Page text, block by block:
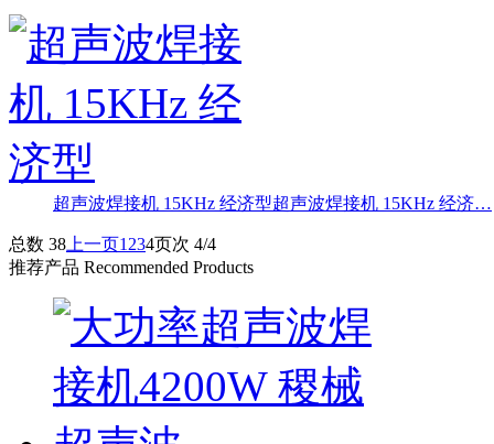
超声波焊接机 15KHz 经济型超声波焊接机 15KHz 经济…
总数 38 上一页1 234页次 4/4
推荐产品 Recommended Products